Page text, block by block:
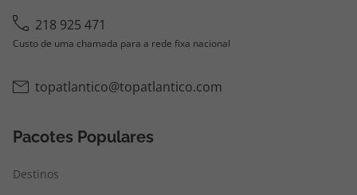
218 925 471
Custo de uma chamada para a rede fixa nacional
topatlantico@topatlantico.com
Pacotes Populares
Destinos